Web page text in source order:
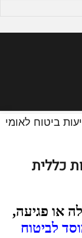
ביטוח לאומי
כללית
או פגיעה,
לביטוח